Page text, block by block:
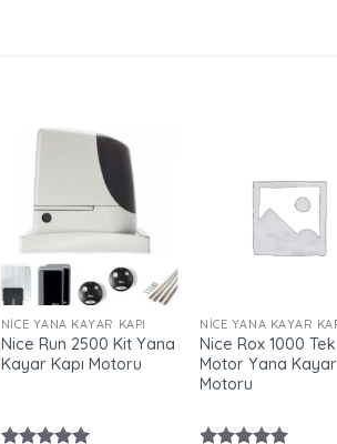
NICE YANA KAYAR KAPI
Nice Run 2500 Kit Yana
Kayar Kapı Motoru
NICE YANA KAYAR
Nice Rox 1000 Tek
Motor Yana Kayar
Motoru